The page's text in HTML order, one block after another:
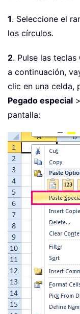
1. Seleccione el
los círculos.
2. Pulse las teclas
a continuación,
clic en una celda,
Pegado especial >
pantalla: